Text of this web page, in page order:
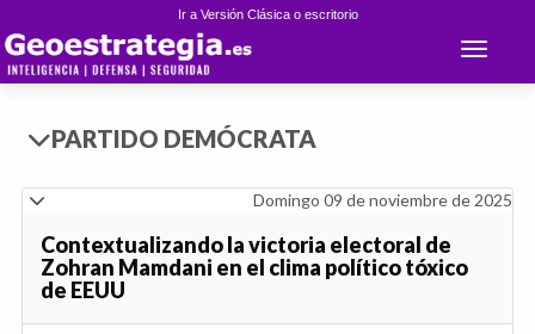
Ir a Versión Clásica o escritorio
Toggle
PARTIDO DEMÓCRATA
Domingo 09 de noviembre de 2025
Contextualizando la victoria electoral de
Zohran Mamdani en el clima político tóxico
de EEUU